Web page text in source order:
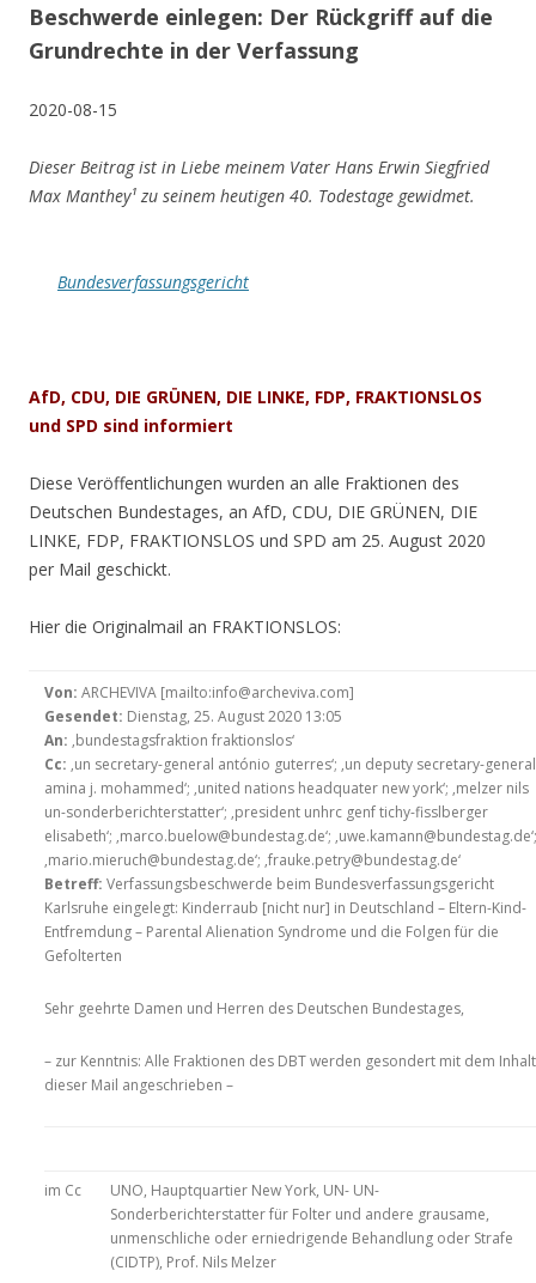
Beschwerde einlegen: Der Rückgriff auf die
Grundrechte in der Verfassung
2020-08-15
Dieser Beitrag ist in Liebe meinem Vater Hans Erwin Siegfried
Max Manthey¹ zu seinem heutigen 40. Todestage gewidmet.
Bundesverfassungsgericht
AfD, CDU, DIE GRÜNEN, DIE LINKE, FDP, FRAKTIONSLOS
und SPD sind informiert
Diese Veröffentlichungen wurden an alle Fraktionen des
Deutschen Bundestages, an AfD, CDU, DIE GRÜNEN, DIE
LINKE, FDP, FRAKTIONSLOS und SPD am 25. August 2020
per Mail geschickt.
Hier die Originalmail an FRAKTIONSLOS:
Von: ARCHEVIVA [mailto:info@archeviva.com]
Gesendet: Dienstag, 25. August 2020 13:05
An: ‚bundestagsfraktion fraktionslos‘
Cc: ‚un secretary-general antónio guterres‘; ‚un deputy secretary-general
amina j. mohammed‘; ‚united nations headquater new york‘; ‚melzer nils
un-sonderberichterstatter‘; ‚president unhrc genf tichy-fisslberger
elisabeth‘; ‚marco.buelow@bundestag.de‘; ‚uwe.kamann@bundestag.de‘;
‚mario.mieruch@bundestag.de‘; ‚frauke.petry@bundestag.de‘
Betreff: Verfassungsbeschwerde beim Bundesverfassungsgericht
Karlsruhe eingelegt: Kinderraub [nicht nur] in Deutschland – Eltern-Kind-
Entfremdung – Parental Alienation Syndrome und die Folgen für die
Gefolterten
Sehr geehrte Damen und Herren des Deutschen Bundestages,
– zur Kenntnis: Alle Fraktionen des DBT werden gesondert mit dem Inhalt
dieser Mail angeschrieben –
im Cc
UNO, Hauptquartier New York, UN- UN-
Sonderberichterstatter für Folter und andere grausame,
unmenschliche oder erniedrigende Behandlung oder Strafe
(CIDTP), Prof. Nils Melzer